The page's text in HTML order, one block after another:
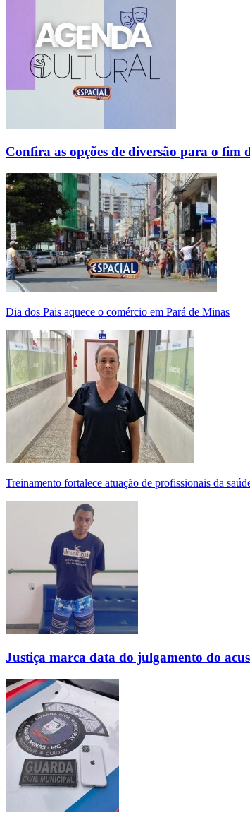
Confira as opções de diversão para o fim
Dia dos Pais aquece o comércio em Pará de Minas
Treinamento fortalece atuação de profissionais da
Justiça marca data do julgamento do